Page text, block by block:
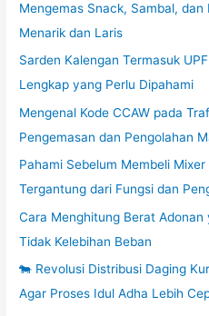
Mengemas Snack, Sambal,
Menarik dan Laris
Sarden Kalengan Termasuk
Lengkap yang Perlu Dipahami
Mengenal Kode CCAW pada
Pengemasan dan Pengolahan
Pahami Sebelum Membeli
Tergantung dari Fungsi dan
Cara Menghitung Berat
Tidak Kelebihan Beban
🐄 Revolusi Distribusi Daging
Agar Proses Idul Adha Lebih